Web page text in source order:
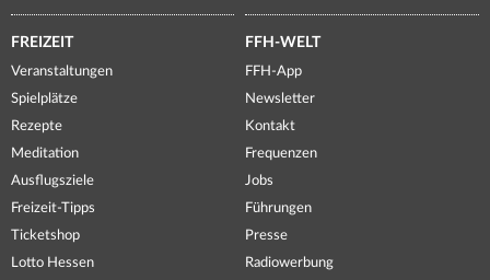
FREIZEIT
Veranstaltungen
Spielplätze
Rezepte
Meditation
Ausflugsziele
Freizeit-Tipps
Ticketshop
Lotto Hessen
FFH-WELT
FFH-App
Newsletter
Kontakt
Frequenzen
Jobs
Führungen
Presse
Radiowerbung